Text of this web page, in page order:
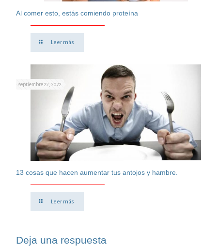
Al comer esto, estás comiendo proteína
Leer más
septiembre 22, 2022
13 cosas que hacen aumentar tus antojos y hambre.
Leer más
Deja una respuesta